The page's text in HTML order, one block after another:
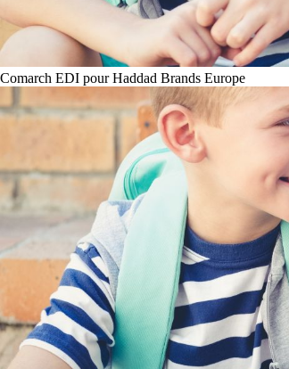
Comarch EDI pour Haddad Brands Europe